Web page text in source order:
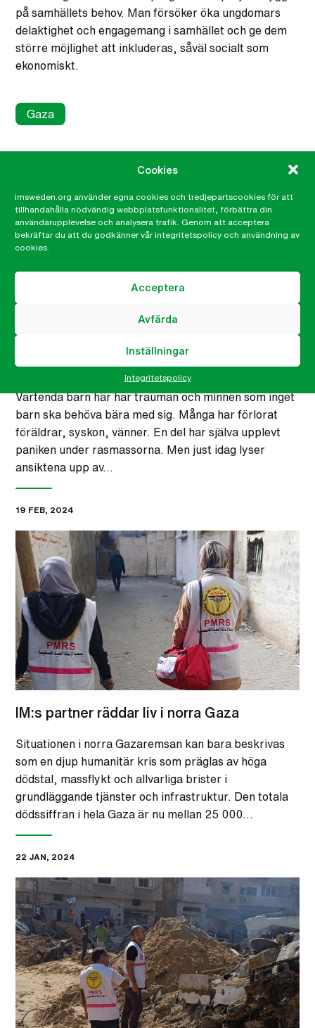
Cookies
imsweden.org använder egna cookies och tredjepartscookies för att
tillhandahålla nödvändig webbplatsfunktionalitet, förbättra din
användarupplevelse och analysera trafik. Genom att acceptera
bekräftar du att du godkänner vår integritetspolicy och användning av
cookies.
Acceptera
Avfärda
Inställningar
Integritetspolicy
på samhällets behov. Man försöker öka ungdomars
delaktighet och engagemang i samhället och ge dem
större möjlighet att inkluderas, såväl socialt som
ekonomiskt.
Gaza
Barnen i Gaza behöver ditt stöd
Vartenda barn här har trauman och minnen som inget
barn ska behöva bära med sig. Många har förlorat
föräldrar, syskon, vänner. En del har själva upplevt
paniken under rasmassorna. Men just idag lyser
ansiktena upp av…
19 FEB, 2024
IM:s partner räddar liv i norra Gaza
Situationen i norra Gazaremsan kan bara beskrivas
som en djup humanitär kris som präglas av höga
dödstal, massflykt och allvarliga brister i
grundläggande tjänster och infrastruktur. Den totala
dödssiffran i hela Gaza är nu mellan 25 000…
22 JAN, 2024